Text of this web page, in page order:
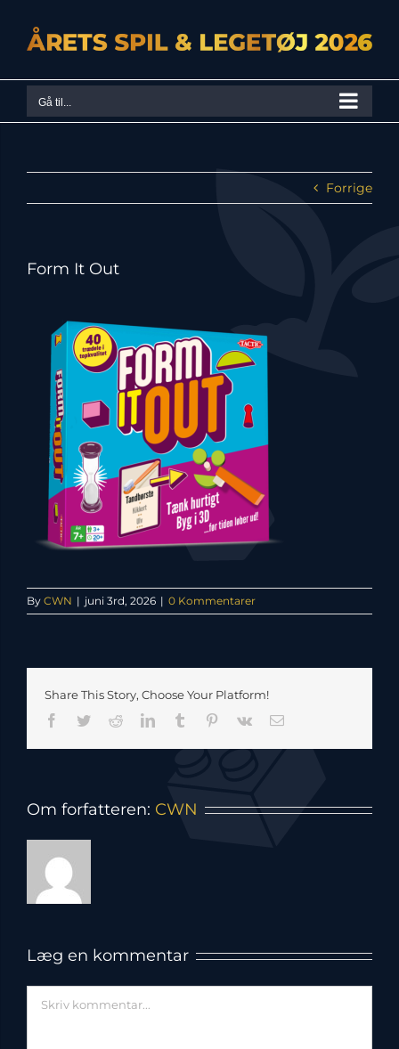
content
Gå til...
Forrige
Form It Out
By CWN | juni 3rd, 2026 | 0 Kommentarer
Share This Story, Choose Your Platform!
Facebook
TwitterRedditLinkedInTumblr Pinterest
Vk
E-
Om forfatteren: CWN
Læg en kommentar